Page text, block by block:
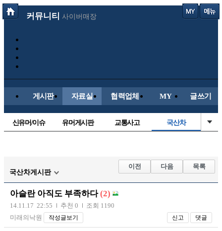
커뮤니티 사이버매장
게시판 자료실 협력업체 MY 글쓰기
신유머/이슈 유머게시판 교통사고 국산차
자유사진 군사/무기
트럭/버스
장착시공사진
국산차게시판
이전 다음 목록
아슬란 아직도 부족하다 (2)
14.11.17 22:55 추천 0
조회 1190
미래의낙원
작성글보기 신고 댓글